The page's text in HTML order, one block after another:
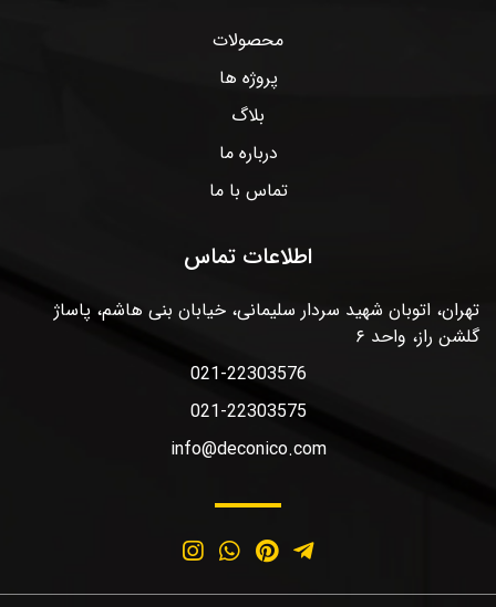
محصولات
پروژه ها
بلاگ
درباره ما
تماس با ما
اطلاعات تماس
تهران، اتوبان شهید سردار سلیمانی، خیابان بنی هاشم، پاساژ
گلشن راز، واحد ۶
021-22303576
021-22303575
info@deconico.com